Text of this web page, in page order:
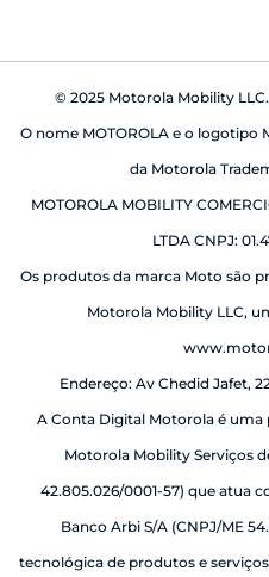
© 2025 Motorola Mobility
O nome MOTOROLA e o logotipo
da Motorola
MOTOROLA MOBILITY
LTDA CNPJ:
Os produtos da marca Moto são
Motorola Mobility LLC,
Endereço: Av Chedid Jafet,
A Conta Digital Motorola é
Motorola Mobility Serviços
42.805.026/0001-57) que atua
Banco Arbi S/A (CNPJ/ME
tecnológica de produtos e